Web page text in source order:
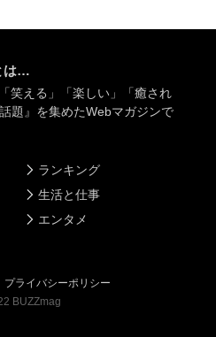
は…
笑える」「楽しい」「癒され
題』を集めたWebマガジンで
ランキング
生活と仕事
エンタメ
プライバシーポリシー
BUZZmag